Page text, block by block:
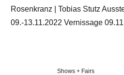
Rosenkranz | Tobias Stutz
09.-13.11.2022 Vernissage
Veröffentlicht
Shows + Fairs